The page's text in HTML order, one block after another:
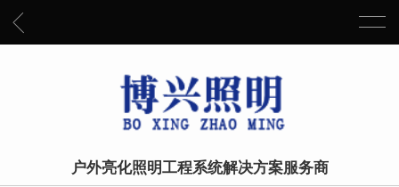
户外亮化照明工程系统解决方案服务商